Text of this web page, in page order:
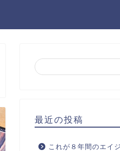
最近の投稿
これが８年間のエイ